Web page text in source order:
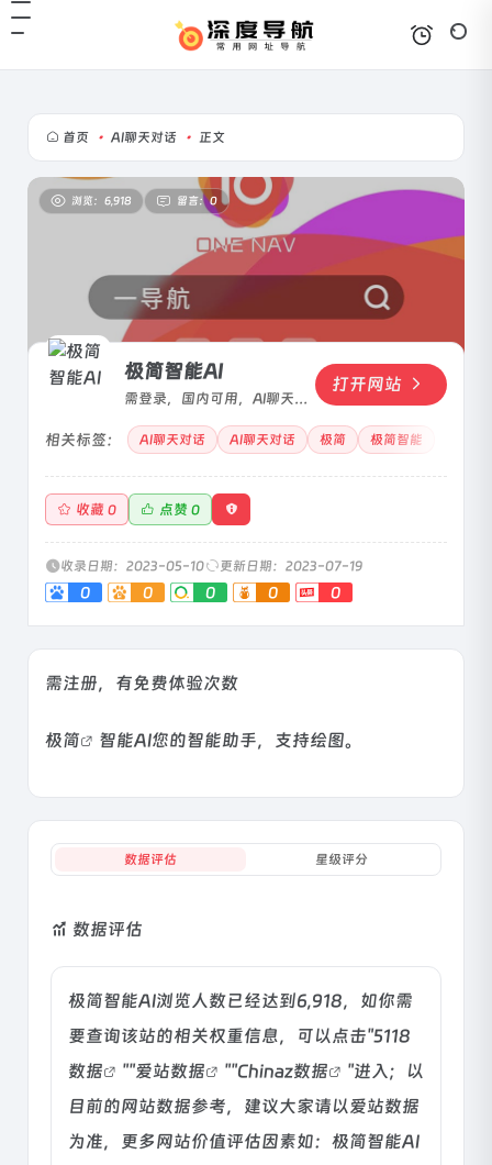
首页 • AI聊天对话 • 正文
浏览：6,918 留言：0
极简智能AI
需登录，国内可用，AI聊天绘
打开网站
相关标签： AI聊天对话 AI聊天对话 极简 极简智能
收藏 0 点赞 0
收录日期：2023-05-10 更新日期：2023-07-19
0 0 0 0 0
需注册，有免费体验次数
极简 智能AI您的智能助手，支持绘图。
数据评估 星级评分
数据评估
极简智能AI浏览人数已经达到6,918，如你需
要查询该站的相关权重信息，可以点击"5118
数据
""爱站数据 ""Chinaz数据
"进入；以
目前的网站数据参考，建议大家请以爱站数据
为准，更多网站价值评估因素如：极简智能AI